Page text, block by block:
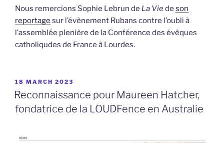
Nous remercions Sophie Lebrun de La Viede son
reportage sur l’évènement Rubans contre l’oubli à
l’assemblée plenière de la Conférence des évêques
catholiqudes de France à Lourdes.
POSTED
ON
18 MARCH 2023
Reconnaissance pour Maureen Hatcher,
fondatrice de la LOUDFence en Australie